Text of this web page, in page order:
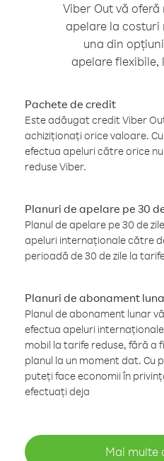
Viber Out vă
apelare la costuri
una din
apelare flexibile,
Pachete de credit
Este adăugat credit Viber
achiziționați orice valoare.
efectua apeluri către orice
reduse Viber.
Planuri de apelare pe 30
Planul de apelare pe 30 de
apeluri internaționale către
perioadă de 30 de zile la
Planuri de abonament
Planul de abonament lunar
efectua apeluri
mobil la tarife reduse, fără a
planul la un moment dat. Cu
puteți face economii în
efectuați deja
Mai multe